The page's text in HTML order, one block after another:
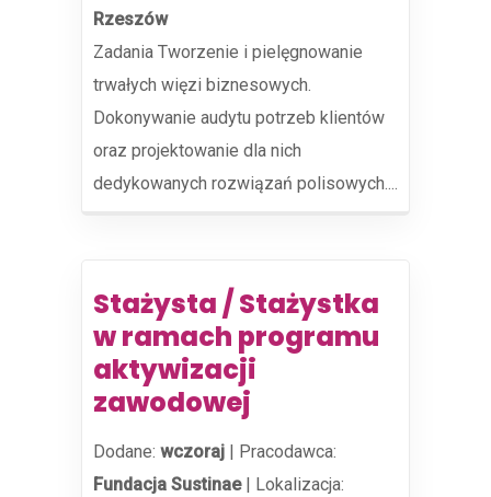
Rzeszów
Zadania Tworzenie i pielęgnowanie
trwałych więzi biznesowych.
Dokonywanie audytu potrzeb klientów
oraz projektowanie dla nich
dedykowanych rozwiązań polisowych....
Stażysta / Stażystka
w ramach programu
aktywizacji
zawodowej
Dodane: wczoraj | Pracodawca:
Fundacja Sustinae| Lokalizacja: